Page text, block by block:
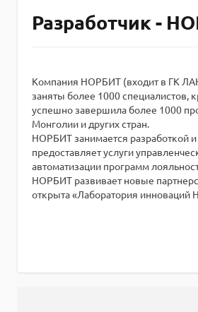
Разработчик -
Компания НОРБИТ (входит в ГК
заняты более 1000 специалистов,
успешно завершила более 1000
Монголии и других стран.
НОРБИТ занимается разработкой
предоставляет услуги
автоматизации программ
НОРБИТ развивает новые
открыта «Лаборатория инноваций